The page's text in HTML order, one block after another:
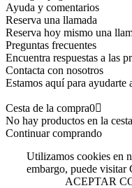
Ayuda y comentarios
Reserva una llamada
Reserva hoy mismo una
Preguntas frecuentes
Encuentra respuestas a las
Contacta con nosotros
Estamos aquí para ayudarte
Cesta de la compra0
No hay productos en la
Continuar comprando
Utilizamos cookies en
embargo, puede visitar
ACEPTAR